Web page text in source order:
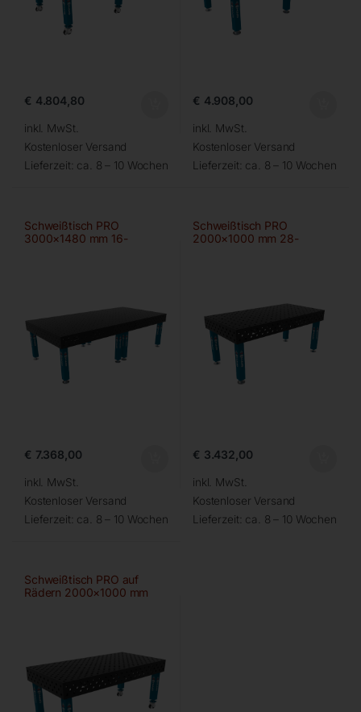
€ 4.804,80
inkl. MwSt.
Kostenloser Versand
Lieferzeit: ca. 8 – 10 Wochen
€ 4.908,00
inkl. MwSt.
Kostenloser Versand
Lieferzeit: ca. 8 – 10 Wochen
Schweißtisch PRO
3000×1480 mm 16-
€ 7.368,00
inkl. MwSt.
Kostenloser Versand
Lieferzeit: ca. 8 – 10 Wochen
Schweißtisch PRO
2000×1000 mm 28-
€ 3.432,00
inkl. MwSt.
Kostenloser Versand
Lieferzeit: ca. 8 – 10 Wochen
Schweißtisch PRO auf
Rädern 2000×1000 mm